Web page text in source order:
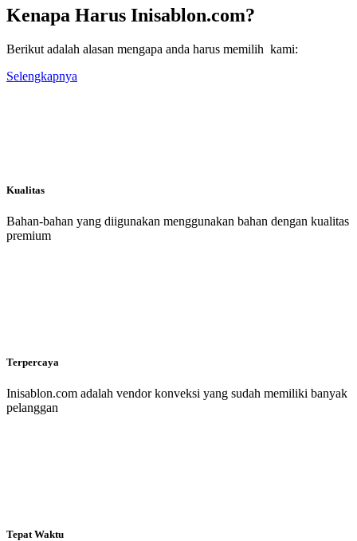
Kenapa Harus Inisablon.com?
Berikut adalah alasan mengapa anda harus memilih kami:
Selengkapnya
Kualitas
Bahan-bahan yang diigunakan menggunakan bahan dengan kualitas
premium
Terpercaya
Inisablon.com adalah vendor konveksi yang sudah memiliki banyak
pelanggan
Tepat Waktu